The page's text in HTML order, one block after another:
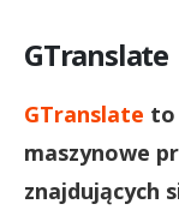
GTranslate
GTranslate to
maszynowe
znajdujących